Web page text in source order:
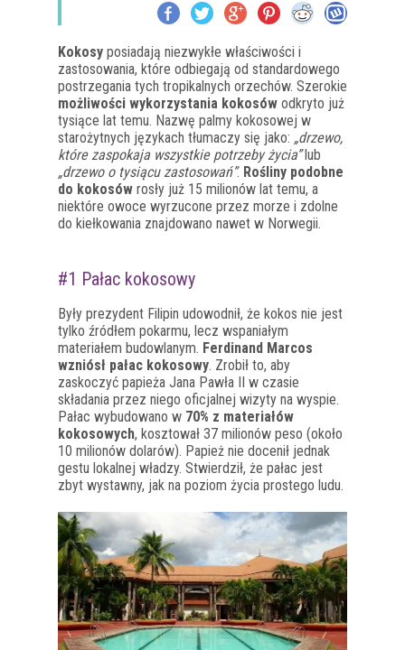
Kokosy posiadają niezwykłe właściwości i
zastosowania, które odbiegają od standardowego
postrzegania tych tropikalnych orzechów. Szerokie
możliwości wykorzystania kokosów odkryto już
tysiące lat temu. Nazwę palmy kokosowej w
starożytnych językach tłumaczy się jako: „drzewo,
które zaspokaja wszystkie potrzeby życia”lub
„drzewo o tysiącu zastosowań”. Rośliny podobne
do kokosów rosły już 15 milionów lat temu, a
niektóre owoce wyrzucone przez morze i zdolne
do kiełkowania znajdowano nawet w Norwegii.
#1 Pałac kokosowy
Były prezydent Filipin udowodnił, że kokos nie jest
tylko źródłem pokarmu, lecz wspaniałym
materiałem budowlanym. Ferdinand Marcos
wzniósł pałac kokosowy. Zrobił to, aby
zaskoczyć papieża Jana Pawła II w czasie
składania przez niego oficjalnej wizyty na wyspie.
Pałac wybudowano w 70% z materiałów
kokosowych, kosztował 37 milionów peso (około
10 milionów dolarów). Papież nie docenił jednak
gestu lokalnej władzy. Stwierdził, że pałac jest
zbyt wystawny, jak na poziom życia prostego ludu.